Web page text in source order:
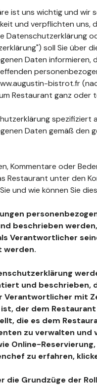
ist uns wichtig und wir
und verpflichten uns,
Datenschutzerklärung
soll Sie über
Daten informieren,
bistrot.fr
Restaurant ganz oder
spezifiziert
Daten gemäß den
Kommentare oder
Restaurant unter den
und wie können Sie
beschrieben
Verantwortlicher
werden.
und beschrieben,
Verantwortlicher mit
der dem
die es dem
zu verwalten und
Online-
zu erfahren,
die Grundzüge der